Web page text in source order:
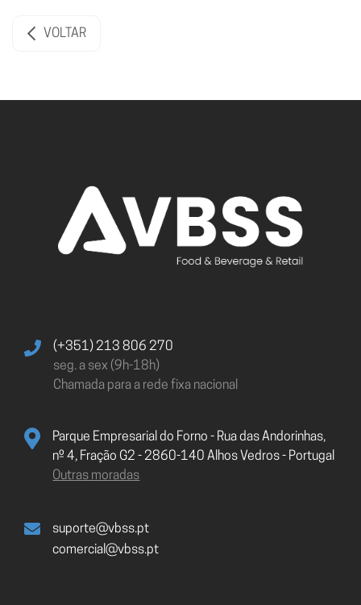
VOLTAR
(+351) 213 806 270
seg. a sex (9h-18h)
Chamada para a rede fixa nacional
Parque Empresarial do Forno - Rua das Andorinhas,
nº 4, Fração G2 - 2860-140 Alhos Vedros - Portugal
Outras moradas
suporte@vbss.pt
comercial@vbss.pt